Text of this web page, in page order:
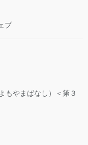
ブ
もやまばなし）＜第３